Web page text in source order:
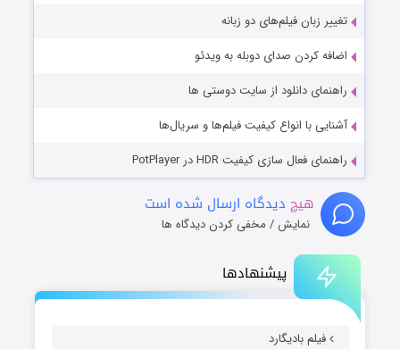
پیشنهادها
فیلم بادیگارد
تغییر زبان فیلم‌های دو زبانه
اضافه کردن صدای دوبله به ویدئو
راهنمای دانلود از سایت دوستی ها
آشنایی با انواع کیفیت فیلم‌ها و سریال‌ها
راهنمای فعال سازی کیفیت HDR در PotPlayer
هیچ دیدگاه ارسال شده است
نمایش / مخفی کردن دیدگاه ها